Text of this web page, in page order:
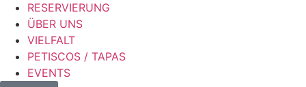
RESERVIERUNG
ÜBER UNS
VIELFALT
PETISCOS / TAPAS
EVENTS